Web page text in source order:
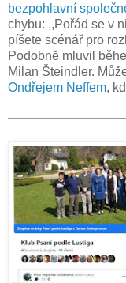
bezpohlavní
chybu: ,,Pořád se v
píšete scénář pro
Podobně mluvil
Milan Šteindler.
Ondřejem Neffem,